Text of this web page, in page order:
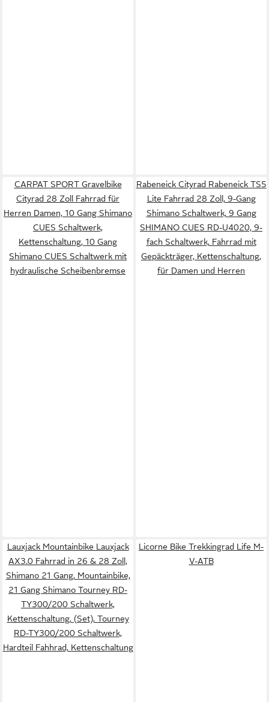
CARPAT SPORT Gravelbike
Cityrad 28 Zoll Fahrrad für
Herren Damen, 10 Gang Shimano
CUES Schaltwerk,
Kettenschaltung, 10 Gang
Shimano CUES Schaltwerk mit
hydraulische Scheibenbremse
Rabeneick Cityrad Rabeneick TS5
Lite Fahrrad 28 Zoll, 9-Gang
Shimano Schaltwerk, 9 Gang
SHIMANO CUES RD-U4020, 9-
fach Schaltwerk, Fahrrad mit
Gepäckträger, Kettenschaltung,
für Damen und Herren
Lauxjack Mountainbike Lauxjack
AX3.0 Fahrrad in 26 & 28 Zoll,
Shimano 21 Gang, Mountainbike,
21 Gang Shimano Tourney RD-
TY300/200 Schaltwerk,
Kettenschaltung, (Set), Tourney
RD-TY300/200 Schaltwerk,
Hardteil Fahhrad, Kettenschaltung
Licorne Bike Trekkingrad Life M-
V-ATB